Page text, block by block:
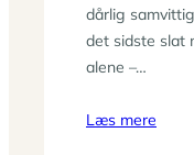
dårlig
det sidste slat
alene –…
Læs mere